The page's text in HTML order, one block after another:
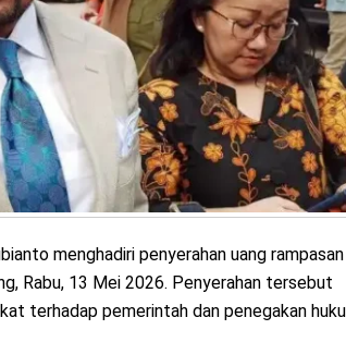
menghadiri penyerahan uang rampasan
Rabu, 13 Mei 2026. Penyerahan tersebut
terhadap pemerintah dan penegakan